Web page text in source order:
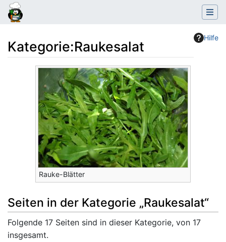
Hilfe
Kategorie:Raukesalat
Wechseln zu:Navigation,Suche
Rauke-Blätter
Seiten in der Kategorie „Raukesalat“
Folgende 17 Seiten sind in dieser Kategorie, von 17
insgesamt.